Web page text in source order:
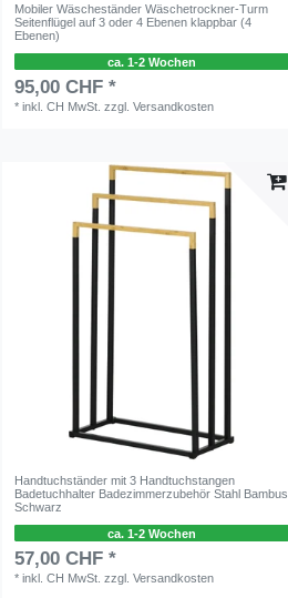
Mobiler Wäscheständer Wäschetrockner-Turm
Seitenflügel auf 3 oder 4 Ebenen klappbar (4
Ebenen)
ca. 1-2 Wochen
95,00 CHF *
*inkl. CH MwSt. zzgl.Versandkosten
Handtuchständer mit 3 Handtuchstangen
Badetuchhalter Badezimmerzubehör Stahl Bambus
Schwarz
ca. 1-2 Wochen
57,00 CHF *
*inkl. CH MwSt. zzgl.Versandkosten